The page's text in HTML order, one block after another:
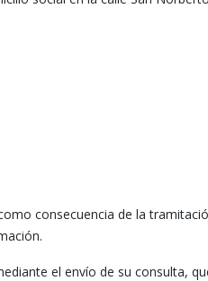
consecuencia de la
el envío de su consulta,